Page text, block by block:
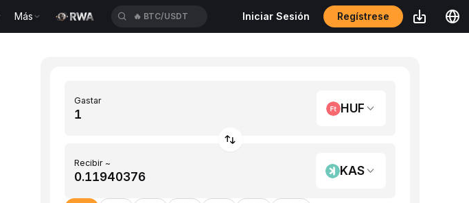
Más 🔥 BTC/USDT Iniciar Sesión Regístrese
Gastar
HUF
Recibir ~
KAS